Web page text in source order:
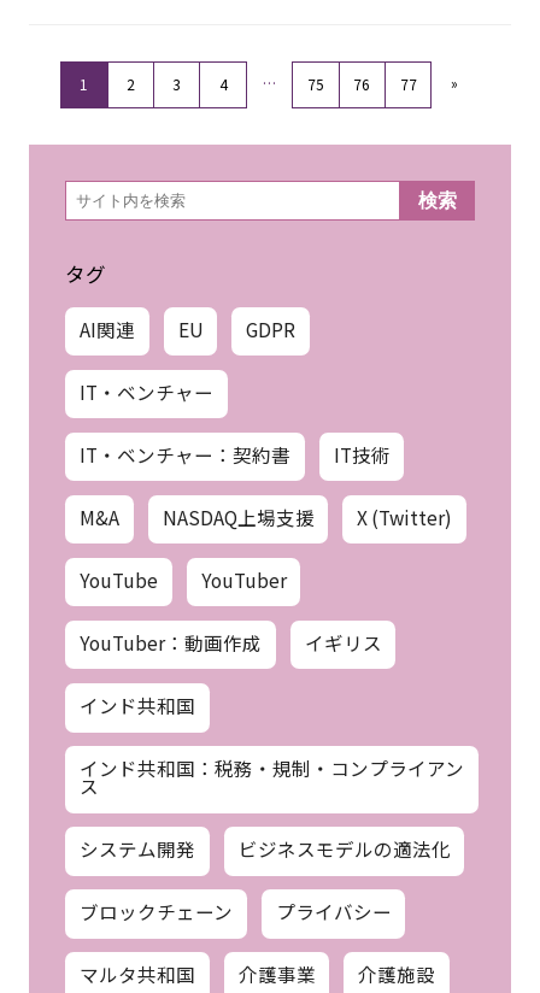
1 2 3 4 … 75 76 77 »
検
索 検索
タグ
AI関連 EU GDPR
IT・ベンチャー
IT・ベンチャー：契約書 IT技術
M&A NASDAQ上場支援 X (Twitter)
YouTube YouTuber
YouTuber：動画作成 イギリス
インド共和国
インド共和国：税務・規制・コンプライアン
ス
システム開発 ビジネスモデルの適法化
ブロックチェーン プライバシー
マルタ共和国 介護事業 介護施設